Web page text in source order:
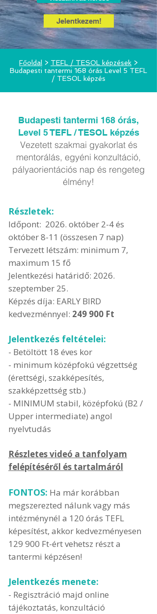
Jelentkezem!
Főoldal > TEFL / TESOL képzések >
Budapesti tantermi 168 órás Level 5 TEFL
/ TESOL képzés
Budapesti tantermi 168 órás,
Level 5 TEFL / TESOL képzés
Vezetett szakmai gyakorlat és
mentorálás, egyéni konzultáció,
pályaorientációs nap és rengeteg
élmény!
Részletek:
Időpont: 2026. október 2-4 és
október 8-11 (összesen 7 nap)
Tervezett létszám: minimum 7,
maximum 15 fő
Jelentkezési határidő: 2026.
szeptember 25.
Képzés díja: EARLY BIRD
kedvezménnyel: 249 900 Ft
Jelentkezés feltételei:
- Betöltött 18 éves kor
- minimum középfokú végzettség
(érettségi, szakképesítés,
szakképzettség stb.)
- MINIMUM stabil, középfokú (B2 /
Upper intermediate) angol
nyelvtudás
Részletes videó a tanfolyam
felépítéséről és tartalmáról
FONTOS: Ha már korábban
megszerezted nálunk vagy más
intézménynél a 120 órás TEFL
képesítést, akkor kedvezményesen
129 900 Ft-ért vehetsz részt a
tantermi képzésen!
Jelentkezés menete:
- Regisztráció majd online
tájékoztatás, konzultáció